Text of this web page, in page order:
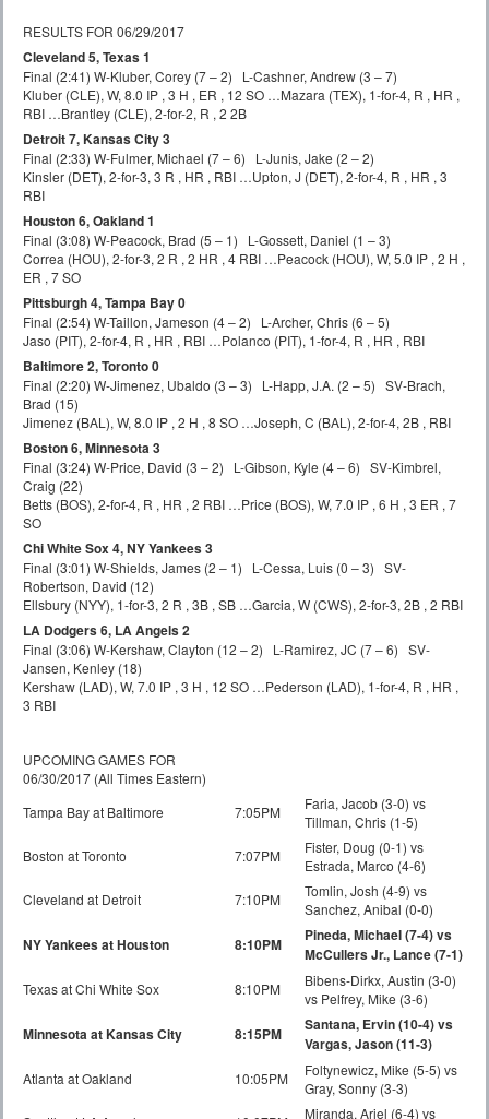
RESULTS FOR 06/29/2017
Cleveland 5, Texas 1
Final (2:41) W-Kluber, Corey (7 – 2) L-Cashner, Andrew (3 – 7)
Kluber (CLE), W, 8.0 IP , 3 H , ER , 12 SO …Mazara (TEX), 1-for-4, R , HR ,
RBI …Brantley (CLE), 2-for-2, R , 2 2B
Detroit 7, Kansas City 3
Final (2:33) W-Fulmer, Michael (7 – 6) L-Junis, Jake (2 – 2)
Kinsler (DET), 2-for-3, 3 R , HR , RBI …Upton, J (DET), 2-for-4, R , HR , 3
RBI
Houston 6, Oakland 1
Final (3:08) W-Peacock, Brad (5 – 1) L-Gossett, Daniel (1 – 3)
Correa (HOU), 2-for-3, 2 R , 2 HR , 4 RBI …Peacock (HOU), W, 5.0 IP , 2 H ,
ER , 7 SO
Pittsburgh 4, Tampa Bay 0
Final (2:54) W-Taillon, Jameson (4 – 2) L-Archer, Chris (6 – 5)
Jaso (PIT), 2-for-4, R , HR , RBI …Polanco (PIT), 1-for-4, R , HR , RBI
Baltimore 2, Toronto 0
Final (2:20) W-Jimenez, Ubaldo (3 – 3) L-Happ, J.A. (2 – 5) SV-Brach,
Brad (15)
Jimenez (BAL), W, 8.0 IP , 2 H , 8 SO …Joseph, C (BAL), 2-for-4, 2B , RBI
Boston 6, Minnesota 3
Final (3:24) W-Price, David (3 – 2) L-Gibson, Kyle (4 – 6) SV-Kimbrel,
Craig (22)
Betts (BOS), 2-for-4, R , HR , 2 RBI …Price (BOS), W, 7.0 IP , 6 H , 3 ER , 7
SO
Chi White Sox 4, NY Yankees 3
Final (3:01) W-Shields, James (2 – 1) L-Cessa, Luis (0 – 3) SV-
Robertson, David (12)
Ellsbury (NYY), 1-for-3, 2 R , 3B , SB …Garcia, W (CWS), 2-for-3, 2B , 2 RBI
LA Dodgers 6, LA Angels 2
Final (3:06) W-Kershaw, Clayton (12 – 2) L-Ramirez, JC (7 – 6) SV-
Jansen, Kenley (18)
Kershaw (LAD), W, 7.0 IP , 3 H , 12 SO …Pederson (LAD), 1-for-4, R , HR ,
3 RBI
UPCOMING GAMES FOR
06/30/2017 (All Times Eastern)
Tampa Bay at Baltimore
7:05PM
Faria, Jacob (3-0) vs
Tillman, Chris (1-5)
Boston at Toronto
7:07PM
Fister, Doug (0-1) vs
Estrada, Marco (4-6)
Cleveland at Detroit
7:10PM
Tomlin, Josh (4-9) vs
Sanchez, Anibal (0-0)
NY Yankees at Houston 8:10PM
Pineda, Michael (7-4) vs
McCullers Jr., Lance (7-1)
Texas at Chi White Sox 8:10PM
Bibens-Dirkx, Austin (3-0)
vs Pelfrey, Mike (3-6)
Minnesota at Kansas City 8:15PM
Santana, Ervin (10-4) vs
Vargas, Jason (11-3)
Atlanta at Oakland 10:05PM
Foltynewicz, Mike (5-5) vs
Gray, Sonny (3-3)
Miranda, Ariel (6-4) vs